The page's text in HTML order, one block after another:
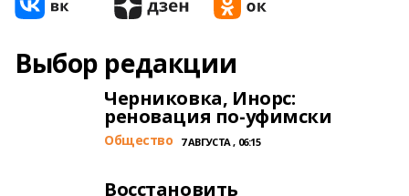
Выбор редакции
Черниковка, Инорс:
реновация по-уфимски
Общество 7 АВГУСТА , 06:15
Восстановить